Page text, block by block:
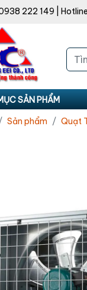
222 149 |
SẢN PHẨM
Sản phẩm Quạt